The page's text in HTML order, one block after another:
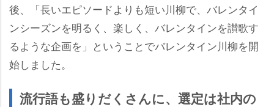
後、「長いエピソードよりも短い川柳で、バレンタイ
ンシーズンを明るく、楽しく、バレンタインを讃歌す
るような企画を」ということでバレンタイン川柳を開
始しました。
流行語も盛りだくさんに、選定は社内の